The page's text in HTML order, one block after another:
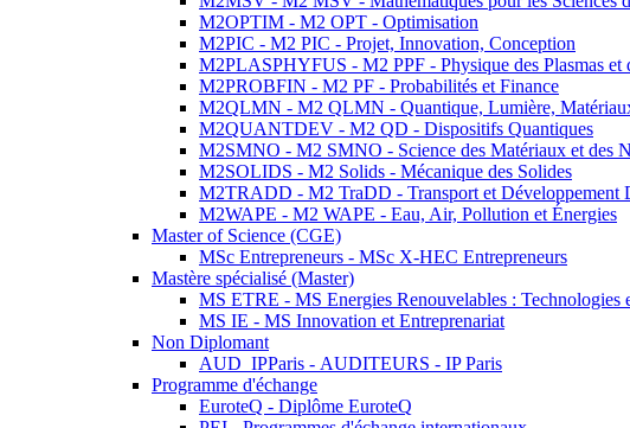
M2OPTIM - M2 OPT - Optimisation
M2PIC - M2 PIC - Projet, Innovation, Conception
M2PLASPHYFUS - M2 PPF - Physique des Plasmas et
M2PROBFIN - M2 PF - Probabilités et Finance
M2QLMN - M2 QLMN - Quantique, Lumière,
M2QUANTDEV - M2 QD - Dispositifs Quantiques
M2SMNO - M2 SMNO - Science des Matériaux et des
M2SOLIDS - M2 Solids - Mécanique des Solides
M2TRADD - M2 TraDD - Transport et Développement
M2WAPE - M2 WAPE - Eau, Air, Pollution et Énergies
Master of Science (CGE)
MSc Entrepreneurs - MSc X-HEC Entrepreneurs
Mastère spécialisé (Master)
MS ETRE - MS Energies Renouvelables : Technologies
MS IE - MS Innovation et Entreprenariat
Non Diplomant
AUD_IPParis - AUDITEURS - IP Paris
Programme d'échange
EuroteQ - Diplôme EuroteQ